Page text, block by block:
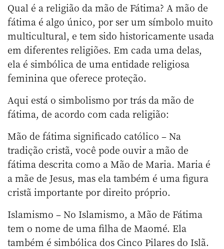
Qual é a religião da mão de Fátima? A mão de
fátima é algo único, por ser um símbolo muito
multicultural, e tem sido historicamente usada
em diferentes religiões. Em cada uma delas,
ela é simbólica de uma entidade religiosa
feminina que oferece proteção.
Aqui está o simbolismo por trás da mão de
fátima, de acordo com cada religião:
Mão de fátima significado católico – Na
tradição cristã, você pode ouvir a mão de
fátima descrita como a Mão de Maria. Maria é
a mãe de Jesus, mas ela também é uma figura
cristã importante por direito próprio.
Islamismo – No Islamismo, a Mão de Fátima
tem o nome de uma filha de Maomé. Ela
também é simbólica dos Cinco Pilares do Islã.